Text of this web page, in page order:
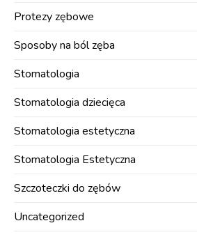
Protezy zębowe
Sposoby na ból zęba
Stomatologia
Stomatologia dziecięca
Stomatologia estetyczna
Stomatologia Estetyczna
Szczoteczki do zębów
Uncategorized